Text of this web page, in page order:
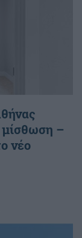
μίσθωση –
νέο